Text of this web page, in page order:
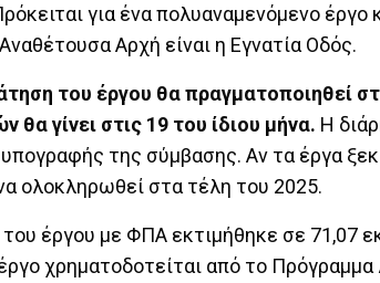
για ένα πολυαναμενόμενο
Αρχή είναι η Εγνατία Οδός.
του έργου θα πραγματοποιηθεί
θα γίνει στις 19 του ίδιου μήνα. Η
της σύμβασης. Αν τα έργα
ολοκληρωθεί στα τέλη του 2025.
έργου με ΦΠΑ εκτιμήθηκε σε 71,07
χρηματοδοτείται από το